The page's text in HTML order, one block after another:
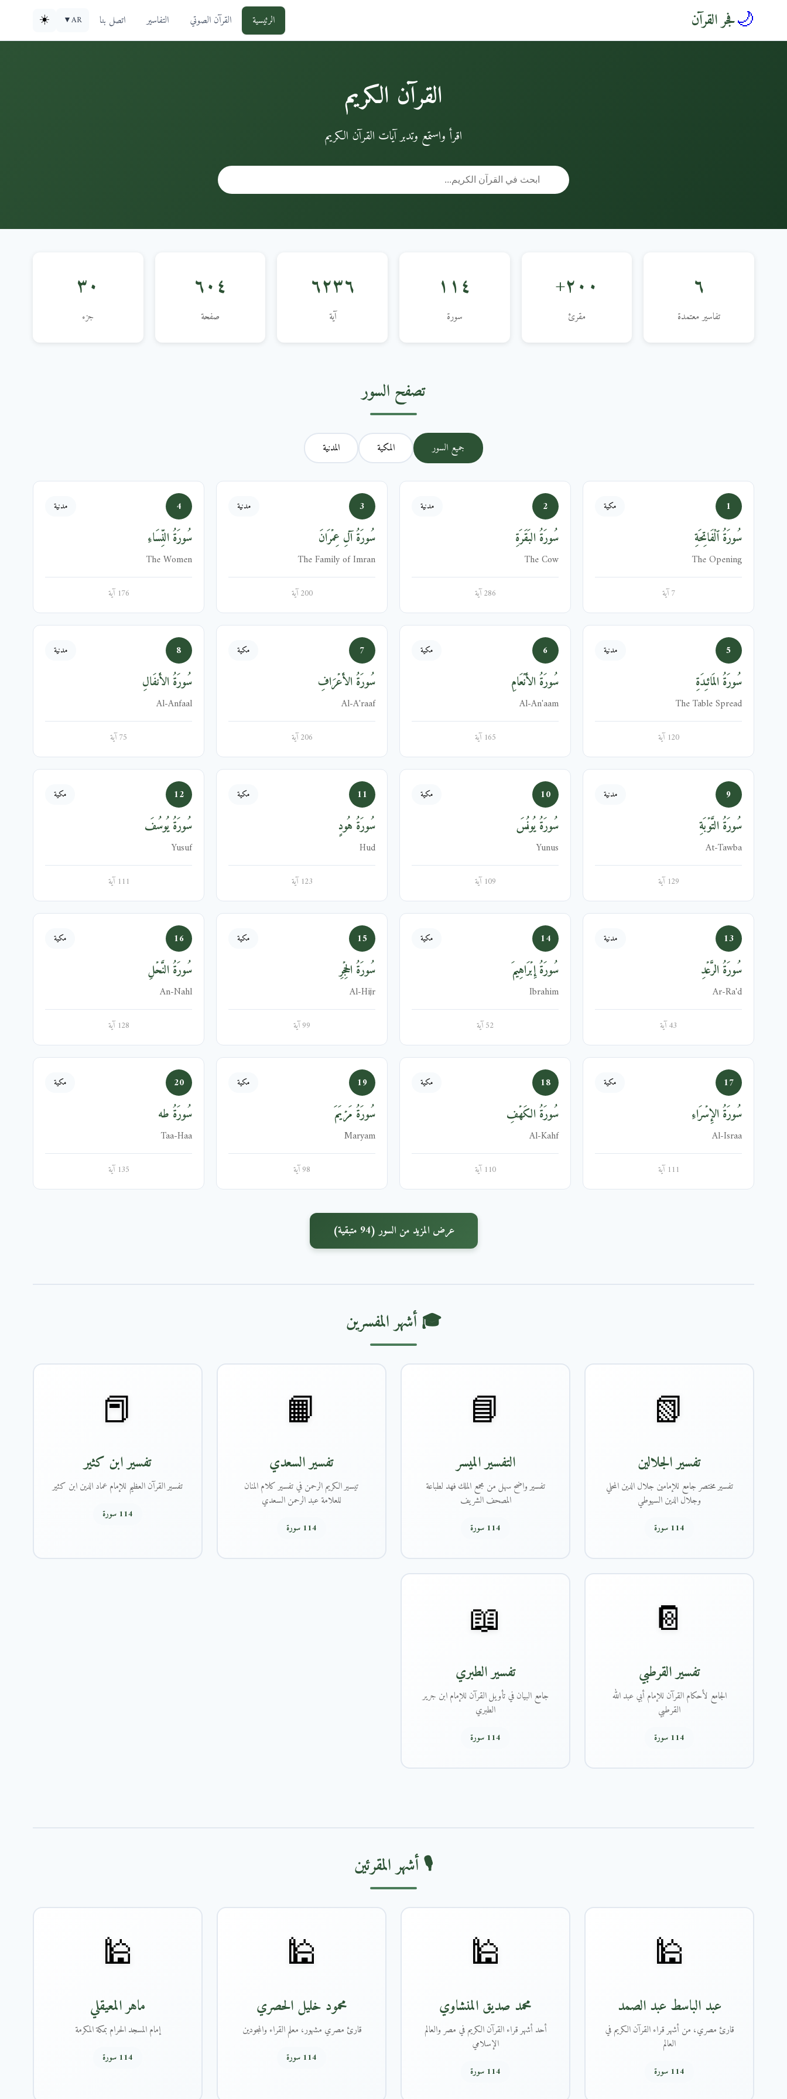
🌙فجر القرآن الرئيسية القرآن الصوتي التفاسير اتصل بنا AR
▼
☀️
القرآن الكريم
اقرأ واستمع وتدبر آيات القرآن الكريم
٦
تفاسير معتمدة
٢٠٠+
مقرئ
١١٤
سورة
٦٢٣٦
آية
٦٠٤
صفحة
٣٠
جزء
تصفح السور
جميع السور المكية المدنية
1 مكية
سُورَةُ ٱلْفَاتِحَةِ
The Opening
7 آية
2 مدنية
سُورَةُ البَقَرَةِ
The Cow
286 آية
3 مدنية
سُورَةُ آلِ عِمۡرَانَ
The Family of Imran
200 آية
4 مدنية
سُورَةُ النِّسَاءِ
The Women
176 آية
5 مدنية
سُورَةُ المَائـِدَةِ
The Table Spread
120 آية
6 مكية
سُورَةُ الأَنۡعَامِ
Al-An'aam
165 آية
7 مكية
سُورَةُ الأَعۡرَافِ
Al-A'raaf
206 آية
8 مدنية
سُورَةُ الأَنفَالِ
Al-Anfaal
75 آية
9 مدنية
سُورَةُ التَّوۡبَةِ
At-Tawba
129 آية
10 مكية
سُورَةُ يُونُسَ
Yunus
109 آية
11 مكية
سُورَةُ هُودٍ
Hud
123 آية
12 مكية
سُورَةُ يُوسُفَ
Yusuf
111 آية
13 مدنية
سُورَةُ الرَّعۡدِ
Ar-Ra'd
43 آية
14 مكية
سُورَةُ إِبۡرَاهِيمَ
Ibrahim
52 آية
15 مكية
سُورَةُ الحِجۡرِ
Al-Hijr
99 آية
16 مكية
سُورَةُ النَّحۡلِ
An-Nahl
128 آية
17 مكية
سُورَةُ الإِسۡرَاءِ
Al-Israa
111 آية
18 مكية
سُورَةُ الكَهۡفِ
Al-Kahf
110 آية
19 مكية
سُورَةُ مَرۡيَمَ
Maryam
98 آية
20 مكية
سُورَةُ طه
Taa-Haa
135 آية
عرض المزيد من السور (94 متبقية)
🎓 أشهر المفسرين
📗
تفسير الجلالين
تفسير مختصر جامع للإمامين جلال الدين المحلي
وجلال الدين السيوطي
114 سورة
📘
التفسير الميسر
تفسير واضح سهل من مجمع الملك فهد لطباعة
المصحف الشريف
114 سورة
📙
تفسير السعدي
تيسير الكريم الرحمن في تفسير كلام المنان
للعلامة عبد الرحمن السعدي
114 سورة
📕
تفسير ابن كثير
تفسير القرآن العظيم للإمام عماد الدين ابن كثير
114 سورة
📔
تفسير القرطبي
الجامع لأحكام القرآن للإمام أبي عبد الله
القرطبي
114 سورة
📖
تفسير الطبري
جامع البيان في تأويل القرآن للإمام ابن جرير
الطبري
114 سورة
🎙️ أشهر المقرئين
🕌
عبد الباسط عبد الصمد
قارئ مصري، من أشهر قراء القرآن الكريم في
العالم
114 سورة
🕌
محمد صديق المنشاوي
أحد أشهر قراء القرآن الكريم في مصر والعالم
الإسلامي
114 سورة
🕌
محمود خليل الحصري
قارئ مصري مشهور، معلم القراء والمجودين
114 سورة
🕌
ماهر المعيقلي
إمام المسجد الحرام بمكة المكرمة
114 سورة